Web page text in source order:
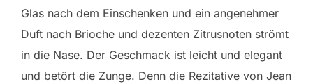
Glas nach dem Einschenken und ein angenehmer
Duft nach Brioche und dezenten Zitrusnoten strömt
in die Nase. Der Geschmack ist leicht und elegant
und betört die Zunge. Denn die Rezitative von Jean